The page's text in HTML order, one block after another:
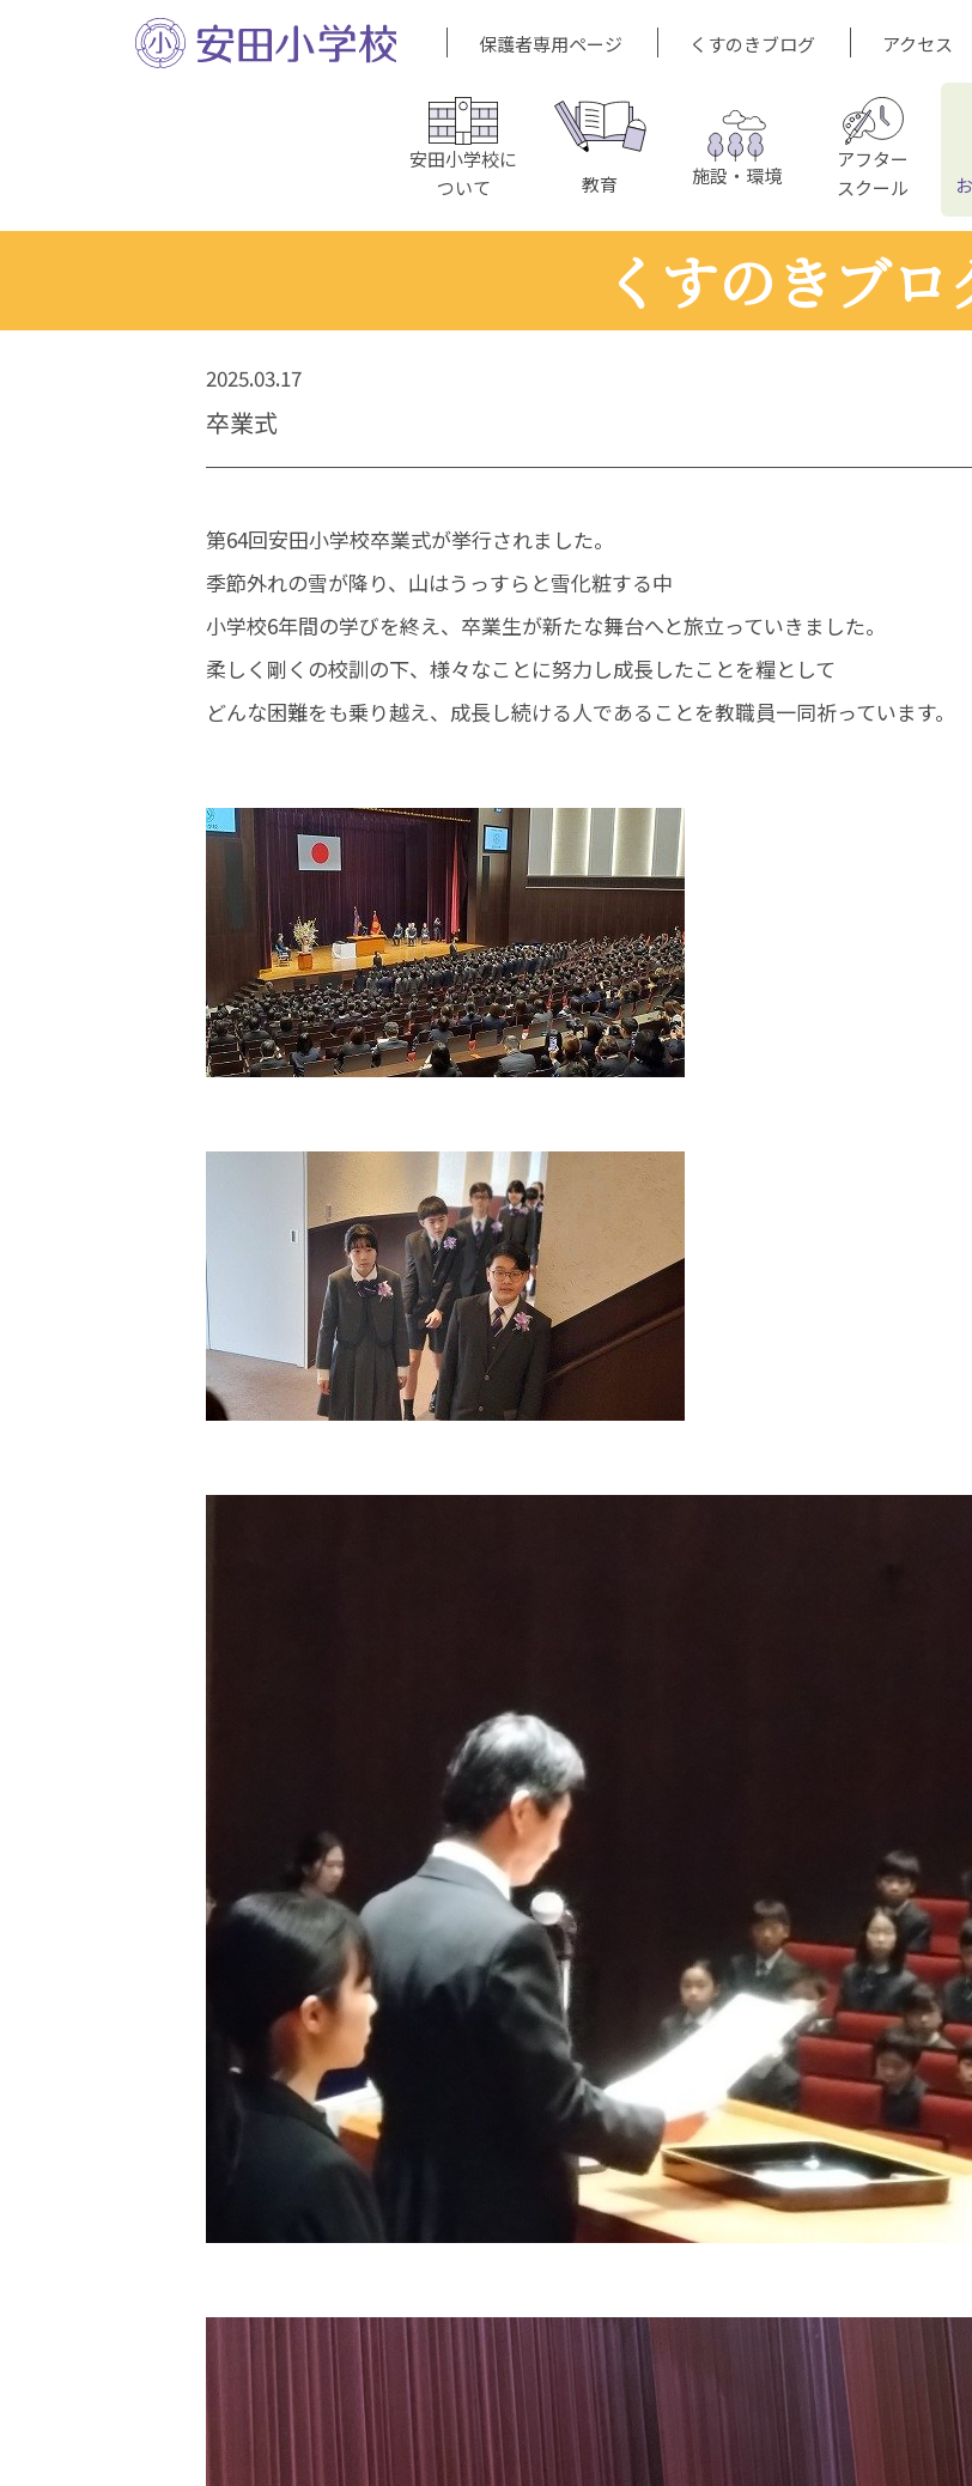
保護者専用ページ くすのきブログ アクセス
安田小学校に
ついて
教育 施設・環境
アフター
スクール
くすのきブロ
2025.03.17
卒業式
第64回安田小学校卒業式が挙行されました。
季節外れの雪が降り、山はうっすらと雪化粧する中
小学校6年間の学びを終え、卒業生が新たな舞台へと旅立っていきました。
柔しく剛くの校訓の下、様々なことに努力し成長したことを糧として
どんな困難をも乗り越え、成長し続ける人であることを教職員一同祈っています。